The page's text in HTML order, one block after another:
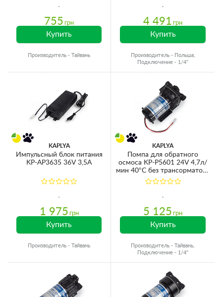
755 грн
Купить
Производитель - Тайвань
4 491 грн
Купить
Производитель - Польша,
Подключение - 1/4"
KAPLYA
Импульсный блок питания
KP-AP3635 36V 3,5A
1 975 грн
Купить
Производитель - Тайвань
KAPLYA
Помпа для обратного
осмоса KP-P5601 24V 4,7л/
мин 40°C без трансорматора
и датчиков (для мембран
700GPD)
5 125 грн
Купить
Производитель - Тайвань,
Подключение - 1/4"